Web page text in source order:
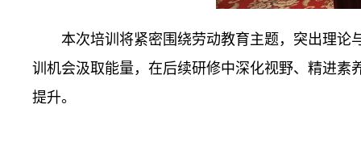
本次培训将紧密围绕劳动教育主题，突出理论
训机会汲取能量，在后续研修中深化视野、精进
提升。